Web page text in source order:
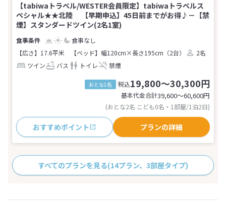
【tabiwaトラベル/WESTER会員限定】tabiwaトラベルス
ペシャル★★北陸 【早期申込】45日前までがお得♪－【禁
煙】スタンダードツイン(2名1室)
食事なし
【広さ】17.6平米
【ベッド】幅120cm×長さ195cm（2台）
2名
ツイン
バス トイレ 禁煙
おとな1名 税込19,800～30,300円
基本代金合計39,600〜60,600円
(おとな2名 こども0名・1部屋/1泊2日)
おすすめポイント プランの詳細
すべてのプランを見る(14プラン、3部屋タイプ)